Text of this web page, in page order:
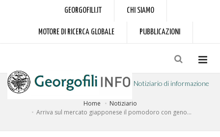
GEORGOFILI.IT CHI SIAMO
MOTORE DI RICERCA GLOBALE PUBBLICAZIONI
Notiziario di informazione
a cura dell'Accademia dei Georgofili
Home
Notiziario
Arriva sul mercato giapponese il pomodoro con geno...